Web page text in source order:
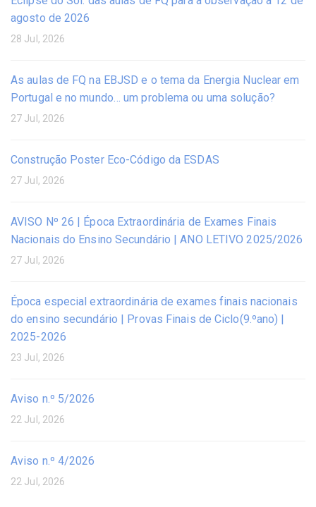
agosto de 2026
28 Jul, 2026
As aulas de FQ na EBJSD e o tema da Energia Nuclear em
Portugal e no mundo… um problema ou uma solução?
27 Jul, 2026
Construção Poster Eco-Código da ESDAS
27 Jul, 2026
AVISO Nº 26 | Época Extraordinária de Exames Finais
Nacionais do Ensino Secundário | ANO LETIVO 2025/2026
27 Jul, 2026
Época especial extraordinária de exames finais nacionais
do ensino secundário | Provas Finais de Ciclo(9.ºano) |
2025-2026
23 Jul, 2026
Aviso n.º 5/2026
22 Jul, 2026
Aviso n.º 4/2026
22 Jul, 2026